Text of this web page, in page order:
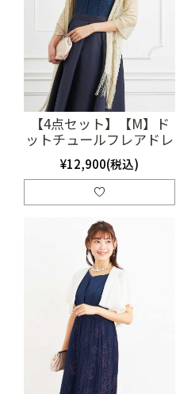
【4点セット】【M】ド
ットチュールフレアドレ
ス（ネイビー）
(SET3180)
¥12,900(税込)